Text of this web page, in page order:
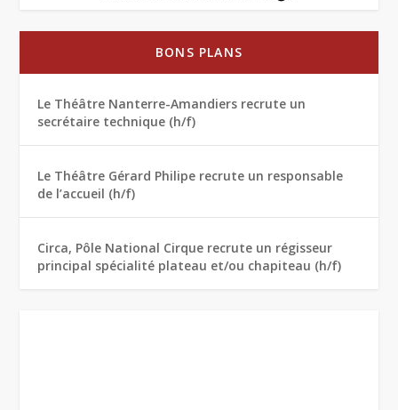
BONS PLANS
Le Théâtre Nanterre-Amandiers recrute un
secrétaire technique (h/f)
Le Théâtre Gérard Philipe recrute un responsable
de l’accueil (h/f)
Circa, Pôle National Cirque recrute un régisseur
principal spécialité plateau et/ou chapiteau (h/f)